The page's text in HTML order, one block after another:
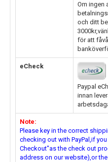
Om ingen
och ditt
för att
eCheck
Paypal
innan
Note:
Please key in the correct
checking out with PayPal,if
Checkout"as the check out
address on our website),or